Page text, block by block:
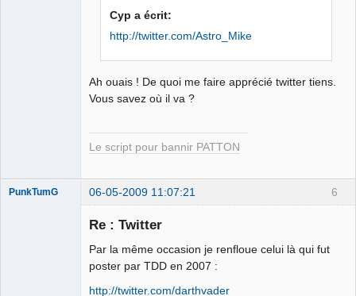
Cyp a écrit:
http://twitter.com/Astro_Mike
Ah ouais ! De quoi me faire apprécié twitter tiens.
Vous savez où il va ?
Le script pour bannir PATTON
6
PunkTumG 06-05-2009 11:07:21
Re : Twitter
Par la même occasion je renfloue celui là qui fut
poster par TDD en 2007 :
http://twitter.com/darthvader